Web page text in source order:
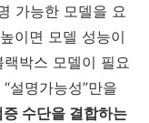
가능한 모델을 요
이면 모델 성능이
박스 모델이 필요
설명가능성”만을
수단을 결합하는